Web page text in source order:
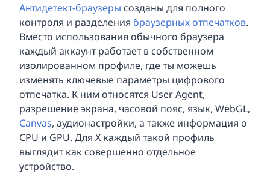
Антидетект-браузеры созданы для полного
контроля и разделения браузерных отпечатков.
Вместо использования обычного браузера
каждый аккаунт работает в собственном
изолированном профиле, где ты можешь
изменять ключевые параметры цифрового
отпечатка. К ним относятся User Agent,
разрешение экрана, часовой пояс, язык, WebGL,
Canvas, аудионастройки, а также информация о
CPU и GPU. Для X каждый такой профиль
выглядит как совершенно отдельное
устройство.